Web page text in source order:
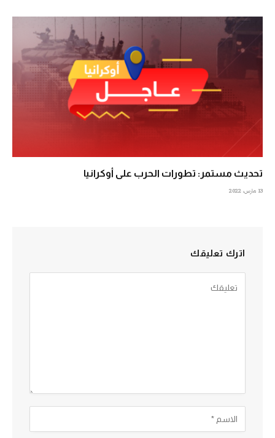
تحديث مستمر: تطورات الحرب على أوكرانيا
13 مارس، 2022
اترك تعليقك